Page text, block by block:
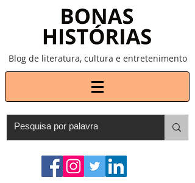
Blog de literatura, cultura e entretenimento